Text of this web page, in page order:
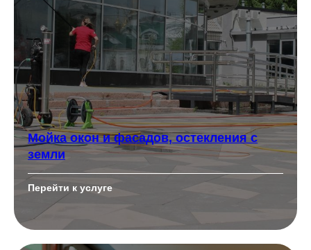
Мойка окон и фасадов, остекления с
земли
Перейти к услуге